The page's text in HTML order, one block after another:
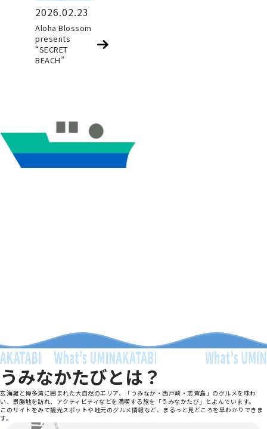
2026.02.23
Aloha Blossom
presents
“SECRET
BEACH”
うみなかたびとは？
玄海灘と博多湾に囲まれた大自然のエリア、「うみなか・西戸崎・志賀島」のグルメを味わ
い、景勝地を訪れ、アクティビティなどを満喫する旅を「うみなかたび」とよんでいます。
このサイトをみて観光スポットや地元のグルメ情報など、まるっと見どころを早わかりできま
す。